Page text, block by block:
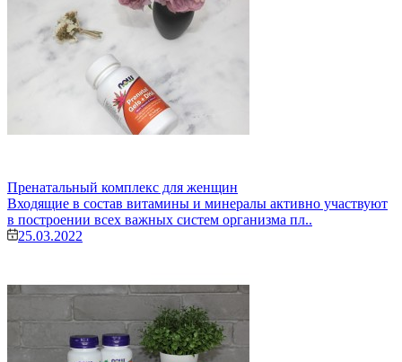
Пренатальный комплекс для женщин
Входящие в состав витамины и минералы активно участвуют
в построении всех важных систем организма пл..
25.03.2022